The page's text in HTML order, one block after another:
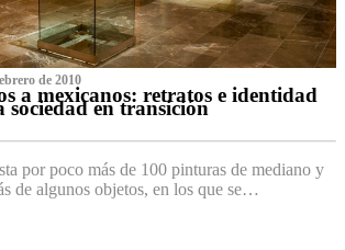
de 2010
a mexicanos: retratos e identidad
sociedad en transición
por poco más de 100 pinturas de mediano y
de algunos objetos, en los que se…